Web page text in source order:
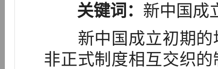
关键词： 新中国
新中国成立初期的
非正式制度相互交织